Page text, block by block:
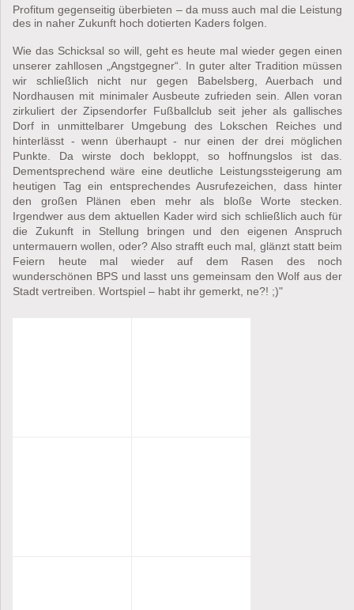
Profitum gegenseitig überbieten – da muss auch mal die Leistung
des in naher Zukunft hoch dotierten Kaders folgen.
Wie das Schicksal so will, geht es heute mal wieder gegen einen
unserer zahllosen „Angstgegner“. In guter alter Tradition müssen
wir schließlich nicht nur gegen Babelsberg, Auerbach und
Nordhausen mit minimaler Ausbeute zufrieden sein. Allen voran
zirkuliert der Zipsendorfer Fußballclub seit jeher als gallisches
Dorf in unmittelbarer Umgebung des Lokschen Reiches und
hinterlässt - wenn überhaupt - nur einen der drei möglichen
Punkte. Da wirste doch bekloppt, so hoffnungslos ist das.
Dementsprechend wäre eine deutliche Leistungssteigerung am
heutigen Tag ein entsprechendes Ausrufezeichen, dass hinter
den großen Plänen eben mehr als bloße Worte stecken.
Irgendwer aus dem aktuellen Kader wird sich schließlich auch für
die Zukunft in Stellung bringen und den eigenen Anspruch
untermauern wollen, oder? Also strafft euch mal, glänzt statt beim
Feiern heute mal wieder auf dem Rasen des noch
wunderschönen BPS und lasst uns gemeinsam den Wolf aus der
Stadt vertreiben. Wortspiel – habt ihr gemerkt, ne?! ;)"